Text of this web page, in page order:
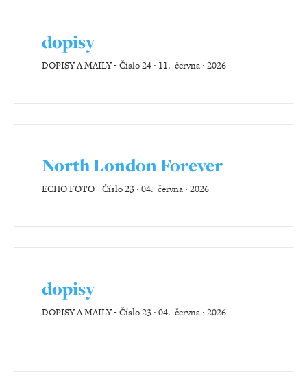
dopisy
DOPISY A MAILY-Číslo 24 ‧ 11. června ‧ 2026
North London Forever
ECHO FOTO-Číslo 23 ‧ 04. června ‧ 2026
dopisy
DOPISY A MAILY-Číslo 23 ‧ 04. června ‧ 2026